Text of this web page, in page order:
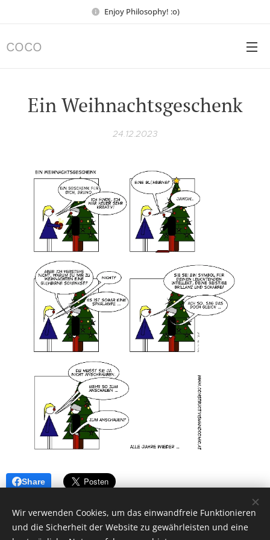
Enjoy Philosophy! :o)
COCO
Ein Weihnachtsgeschenk
24.12.2023
Share
Wir verwenden Cookies, um das einwandfreie Funktionieren
und die Sicherheit der Website zu gewährleisten und eine